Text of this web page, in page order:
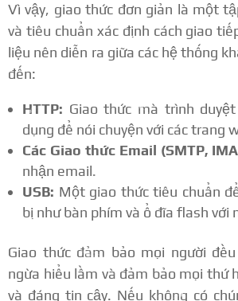
Vì vậy, giao thức đơn giản là một
và tiêu chuẩn xác định cách giao
liệu nên diễn ra giữa các hệ thống
đến:
HTTP: Giao thức mà trình
dụng để nói chuyện với các trang
Các Giao thức Email (SMTP,
nhận email.
USB: Một giao thức tiêu chuẩn
bị như bàn phím và ổ đĩa flash với
Giao thức đảm bảo mọi người
ngừa hiểu lầm và đảm bảo mọi thứ
và đáng tin cậy. Nếu không có